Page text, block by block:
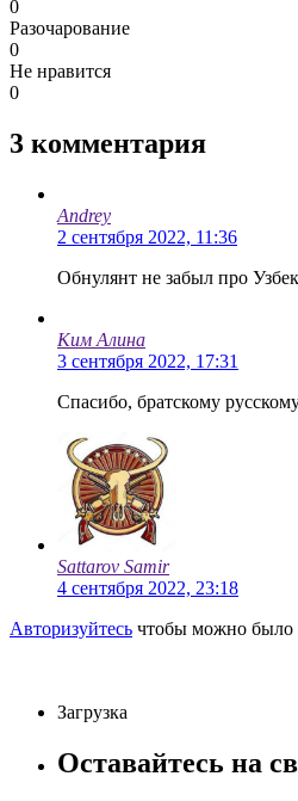
0
Разочарование
0
Не нравится
0
3 комментария
Andrey
2 сентября 2022, 11:36
Обнулянт не забыл про
Ким Алина
3 сентября 2022, 17:31
Спасибо, братскому
Sattarov Samir
4 сентября 2022, 23:18
Авторизуйтесь чтобы можно было
Загрузка
Оставайтесь на